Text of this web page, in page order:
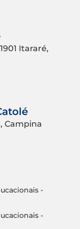
Itararé,
Campina
-
-